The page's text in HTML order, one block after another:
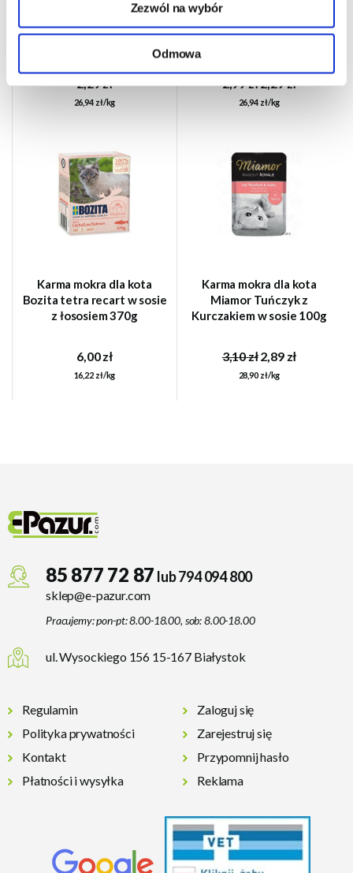
Zezwól na wybór
Odmowa
Karma mokra dla kota Felix
saszetka So Gut - Dorsz w
2,29 zł
26,94 zł/kg
Shelma CAT kaczka z
żurawiną w sosie saszetka
2,99 zł2,29 zł
26,94 zł/kg
Karma mokra dla kota
Bozita tetra recart w sosie
z łososiem 370g
6,00 zł
16,22 zł/kg
Karma mokra dla kota
Miamor Tuńczyk z
Kurczakiem w sosie 100g
3,10 zł2,89 zł
28,90 zł/kg
85 877 72 87 lub 794 094 800
sklep@e-pazur.com
Pracujemy: pon-pt: 8.00-18.00, sob: 8.00-18.00
ul. Wysockiego 156 15-167 Białystok
Regulamin
Polityka prywatności
Kontakt
Płatności i wysyłka
Zaloguj się
Zarejestruj się
Przypomnij hasło
Reklama